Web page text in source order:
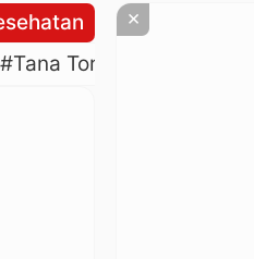
BPJS
#Tana Toraja Culture
×